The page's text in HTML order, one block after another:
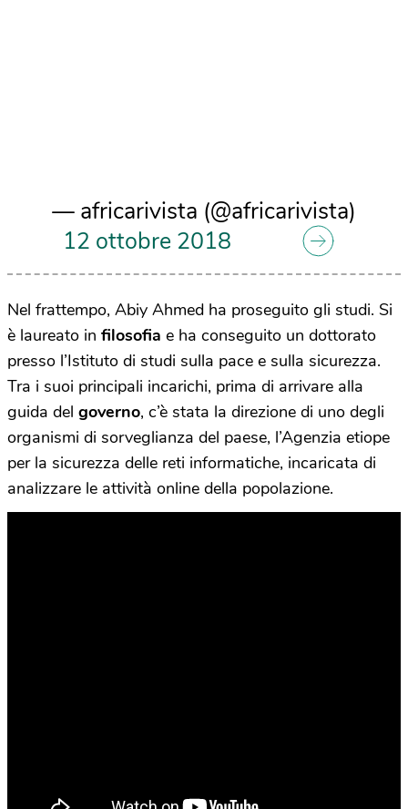
— africarivista (@africarivista)
12 ottobre 2018
Nel frattempo, Abiy Ahmed ha proseguito gli studi. Si
è laureato in filosofia e ha conseguito un dottorato
presso l’Istituto di studi sulla pace e sulla sicurezza.
Tra i suoi principali incarichi, prima di arrivare alla
guida del governo, c’è stata la direzione di uno degli
organismi di sorveglianza del paese, l’Agenzia etiope
per la sicurezza delle reti informatiche, incaricata di
analizzare le attività online della popolazione.